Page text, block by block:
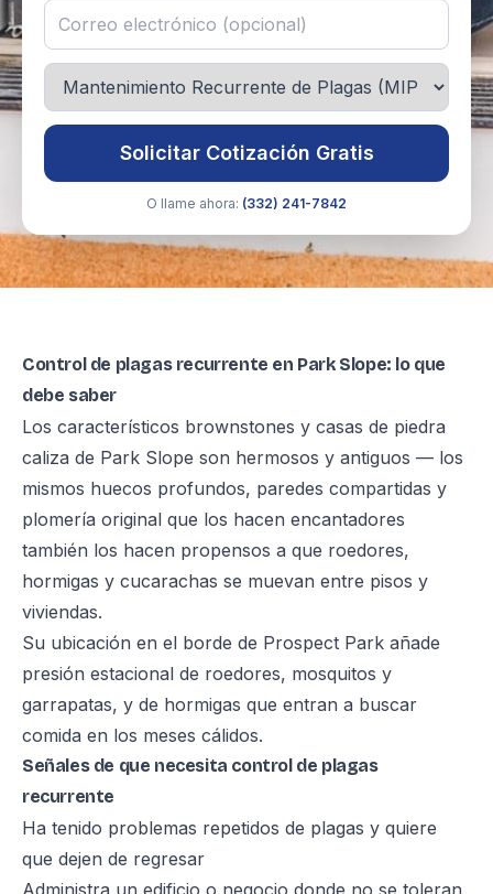
Solicitar Cotización Gratis
O llame ahora: (332) 241-7842
Control de plagas recurrente en Park Slope: lo que
debe saber
Los característicos brownstones y casas de piedra
caliza de Park Slope son hermosos y antiguos — los
mismos huecos profundos, paredes compartidas y
plomería original que los hacen encantadores
también los hacen propensos a que roedores,
hormigas y cucarachas se muevan entre pisos y
viviendas.
Su ubicación en el borde de Prospect Park añade
presión estacional de roedores, mosquitos y
garrapatas, y de hormigas que entran a buscar
comida en los meses cálidos.
Señales de que necesita control de plagas
recurrente
Ha tenido problemas repetidos de plagas y quiere
que dejen de regresar
Administra un edificio o negocio donde no se toleran